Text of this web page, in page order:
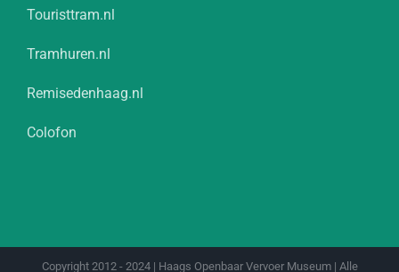
Touristtram.nl
Tramhuren.nl
Remisedenhaag.nl
Colofon
Copyright 2012 - 2024 | Haags Openbaar Vervoer Museum | Alle